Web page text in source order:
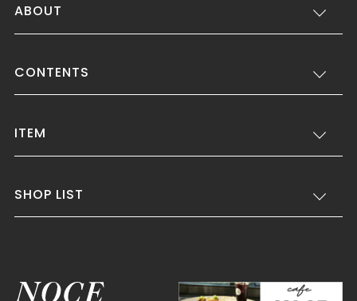
ABOUT
CONTENTS
ITEM
SHOP LIST